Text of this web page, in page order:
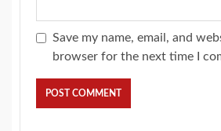
Save my name, email, and
browser for the next time I